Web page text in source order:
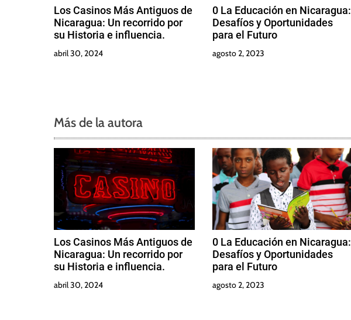
t
r
a
s
Los Casinos Más Antiguos de
Nicaragua: Un recorrido por
su Historia e influencia.
abril 30, 2024
0 La Educación en Nicaragua:
Desafíos y Oportunidades
para el Futuro
agosto 2, 2023
Más de la autora
Los Casinos Más Antiguos de
Nicaragua: Un recorrido por
su Historia e influencia.
abril 30, 2024
0 La Educación en Nicaragua:
Desafíos y Oportunidades
para el Futuro
agosto 2, 2023